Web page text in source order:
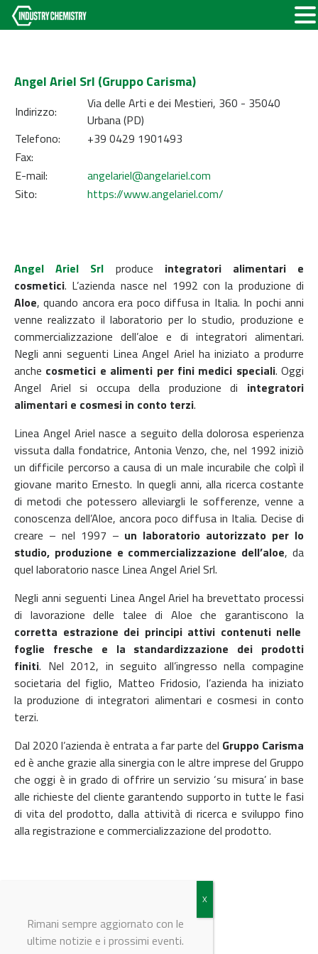
Angel Ariel Srl (Gruppo Carisma)
Indirizzo:
Via delle Arti e dei Mestieri, 360 - 35040
Urbana (PD)
Telefono:
+39 0429 1901493
Fax:
E-mail:
angelariel@angelariel.com
Sito:
https://www.angelariel.com/
Angel Ariel Srl produce integratori alimentari e
cosmetici. L’azienda nasce nel 1992 con la produzione di
Aloe, quando ancora era poco diffusa in Italia. In pochi anni
venne realizzato il laboratorio per lo studio, produzione e
commercializzazione dell’aloe e di integratori alimentari.
Negli anni seguenti Linea Angel Ariel ha iniziato a produrre
anche cosmetici e alimenti per fini medici speciali. Oggi
Angel Ariel si occupa della produzione di integratori
alimentari e cosmesi in conto terzi.
Linea Angel Ariel nasce a seguito della dolorosa esperienza
vissuta dalla fondatrice, Antonia Venzo, che, nel 1992 iniziò
un difficile percorso a causa di un male incurabile che colpì il
giovane marito Ernesto. In quegli anni, alla ricerca costante
di metodi che potessero alleviargli le sofferenze, venne a
conoscenza dell’Aloe, ancora poco diffusa in Italia. Decise di
creare – nel 1997 – un laboratorio autorizzato per lo
studio, produzione e commercializzazione dell’aloe, da
quel laboratorio nasce Linea Angel Ariel Srl.
Negli anni seguenti Linea Angel Ariel ha brevettato processi
di lavorazione delle talee di Aloe che garantiscono la
corretta estrazione dei principi attivi contenuti nelle
foglie fresche e la standardizzazione dei prodotti
finiti. Nel 2012, in seguito all’ingresso nella compagine
societaria del figlio, Matteo Fridosio, l’azienda ha iniziato
la produzione di integratori alimentari e cosmesi in conto
terzi.
Dal 2020 l’azienda è entrata a far parte del Gruppo Carisma
ed è anche grazie alla sinergia con le altre imprese del Gruppo
che oggi è in grado di offrire un servizio ‘su misura’ in base
alle richieste del cliente garantendo supporto in tutte le fasi
di vita del prodotto, dalla attività di ricerca e sviluppo fino
alla registrazione e commercializzazione del prodotto.
Rimani sempre aggiornato con le
ultime notizie e i prossimi eventi.